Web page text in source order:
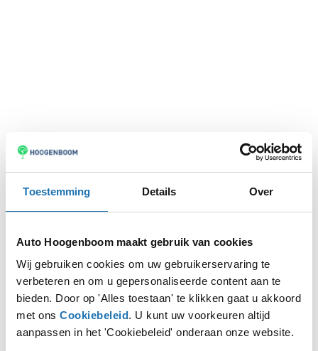
Toestemming Details Over
Auto Hoogenboom maakt gebruik van cookies
Wij gebruiken cookies om uw gebruikerservaring te
verbeteren en om u gepersonaliseerde content aan te
bieden. Door op 'Alles toestaan' te klikken gaat u akkoord
met ons Cookiebeleid. U kunt uw voorkeuren altijd
aanpassen in het 'Cookiebeleid' onderaan onze website.
Application error: aclient-side exception has occurred while
loadingwww.autohoogenboom.nl (see the browser console
more information).